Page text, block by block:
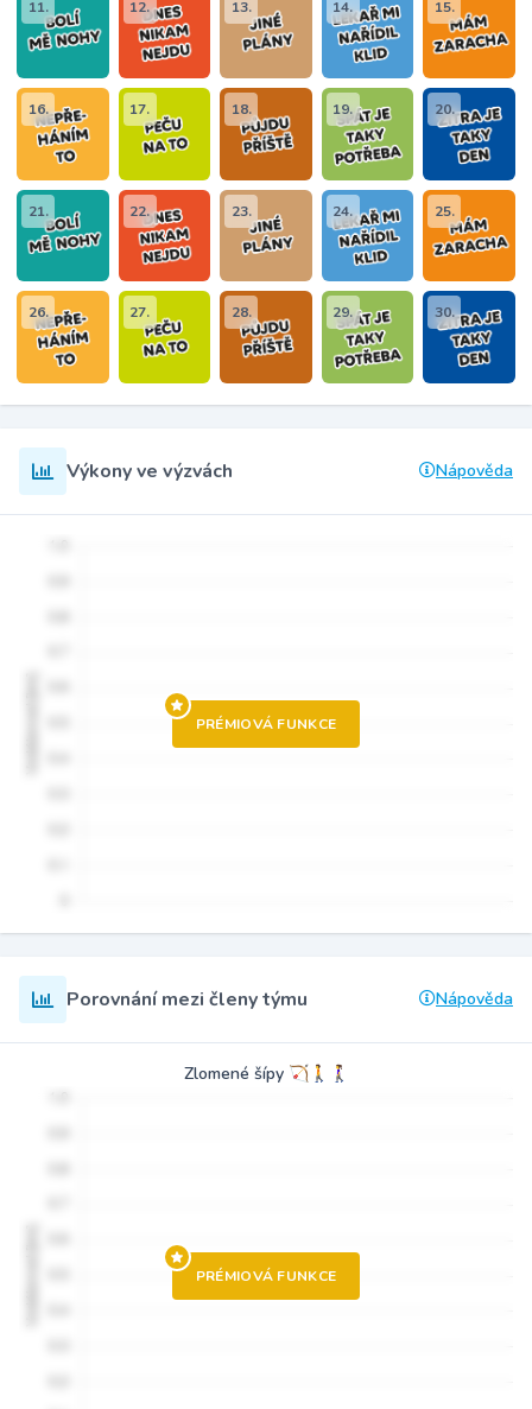
11. 12. 13. 14. 15.
16. 17. 18. 19. 20.
21. 22. 23. 24. 25.
26. 27. 28. 29. 30.
Výkony ve výzvách Nápověda
PRÉMIOVÁ FUNKCE
Porovnání mezi členy týmu Nápověda
Zlomené šípy 🏹🚶🚶‍♀️
PRÉMIOVÁ FUNKCE